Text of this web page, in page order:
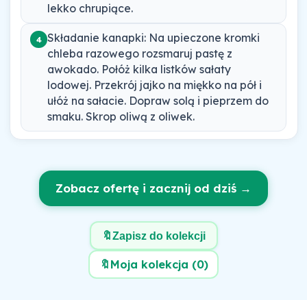
lekko chrupiące.
4 Składanie kanapki: Na upieczone kromki
chleba razowego rozsmaruj pastę z
awokado. Połóż kilka listków sałaty
lodowej. Przekrój jajko na miękko na pół i
ułóż na sałacie. Dopraw solą i pieprzem do
smaku. Skrop oliwą z oliwek.
Zobacz ofertę i zacznij od dziś →
🔖Zapisz do kolekcji
🔖 Moja kolekcja (0)